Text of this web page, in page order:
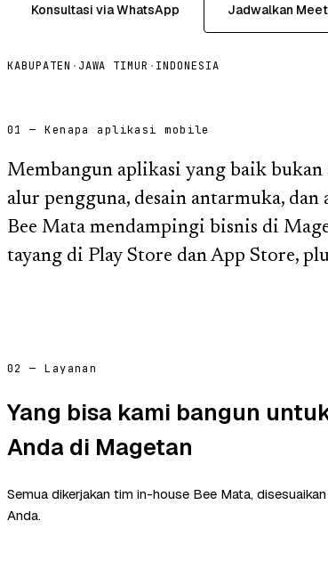
Konsultasi via WhatsApp Jadwalkan
KABUPATEN · JAWA TIMUR · INDONESIA
01 — Kenapa aplikasi mobile
Membangun aplikasi yang baik
alur pengguna, desain antarmuka,
Bee Mata mendampingi bisnis di
tayang di Play Store dan App Store,
02 — Layanan
Yang bisa kami bangun
Anda di Magetan
Semua dikerjakan tim in-house Bee Mata,
Anda.